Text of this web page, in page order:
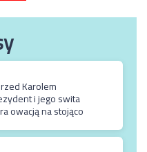
Karolem
i jego swita
owacją na stojąco